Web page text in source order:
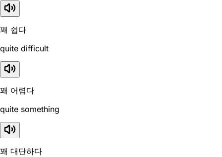
꽤 쉽다
quite difficult
꽤 어렵다
quite something
꽤 대단하다